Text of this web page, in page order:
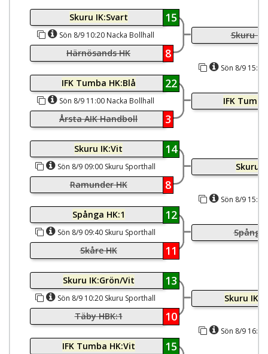
Skuru IK:Svart 15
Sön 8/9 10:20 Nacka Bollhall
Härnösands HK 8
IFK Tumba HK:Blå 22
Sön 8/9 11:00 Nacka Bollhall
Årsta AIK Handboll 3
Skuru IK:Vit 14
Sön 8/9 09:00 Skuru Sporthall
Ramunder HK 8
Spånga HK:1 12
Sön 8/9 09:40 Skuru Sporthall
Skåre HK 11
Skuru IK:Grön/Vit 13
Sön 8/9 10:20 Skuru Sporthall
Täby HBK:1 10
IFK Tumba HK:Vit 15
Skuru
Sön 8/9
IFK
Skuru
Sön 8/9
Spånga
Skuru
Sön 8/9